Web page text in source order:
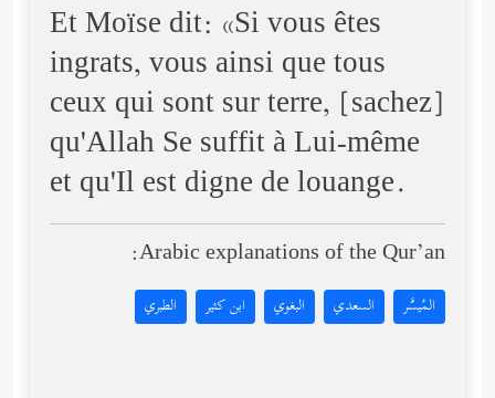
Et Moïse dit: «Si vous êtes
ingrats, vous ainsi que tous
ceux qui sont sur terre, [sachez]
qu'Allah Se suffit à Lui-même
et qu'Il est digne de louange.
Arabic explanations of the Qur’an:
المُيسَّر السعدي البغوي ابن كثير الطبري